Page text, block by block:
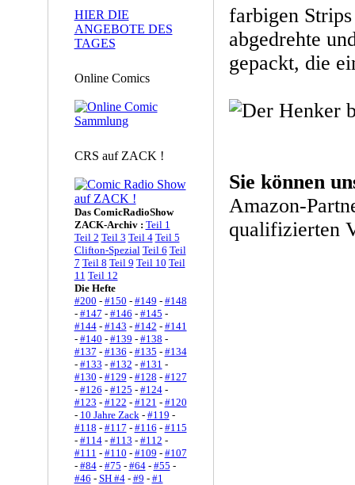
HIER DIE
ANGEBOTE DES
TAGES
Online Comics
CRS auf ZACK !
Das ComicRadioShow
ZACK-Archiv : Teil 1
Teil 2 Teil 3 Teil 4 Teil 5
Clifton-Spezial Teil 6 Teil
7 Teil 8 Teil 9 Teil 10 Teil
11 Teil 12
Die Hefte
#200 - #150 - #149 - #148
- #147 - #146 - #145 -
#144- #143 - #142 - #141
- #140 - #139 - #138 -
#137 - #136 - #135 - #134
- #133 - #132 - #131 -
#130 - #129 - #128 - #127
- #126 - #125 - #124-
#123 - #122 - #121 - #120
- 10 Jahre Zack- #119 -
#118 - #117 - #116 - #115
- #114- #113 - #112 -
#111 - #110 - #109 - #107
- #84- #75 - #64- #55 -
#46 - SH #4- #9 - #1
farbigen
abgedrehte
gepackt, die
Sie können
Amazon-
qualifizierten